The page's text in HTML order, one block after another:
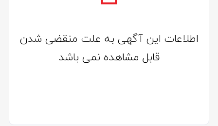
اطلاعات این آگهی به علت منقضی شدن
قابل مشاهده نمی باشد